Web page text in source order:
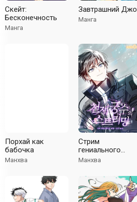
Скейт:
Бесконечность
Манга
Завтрашний Джо
Манга
Порхай как
бабочка
Манхва
Стрим
гениального
лучника
Манхва